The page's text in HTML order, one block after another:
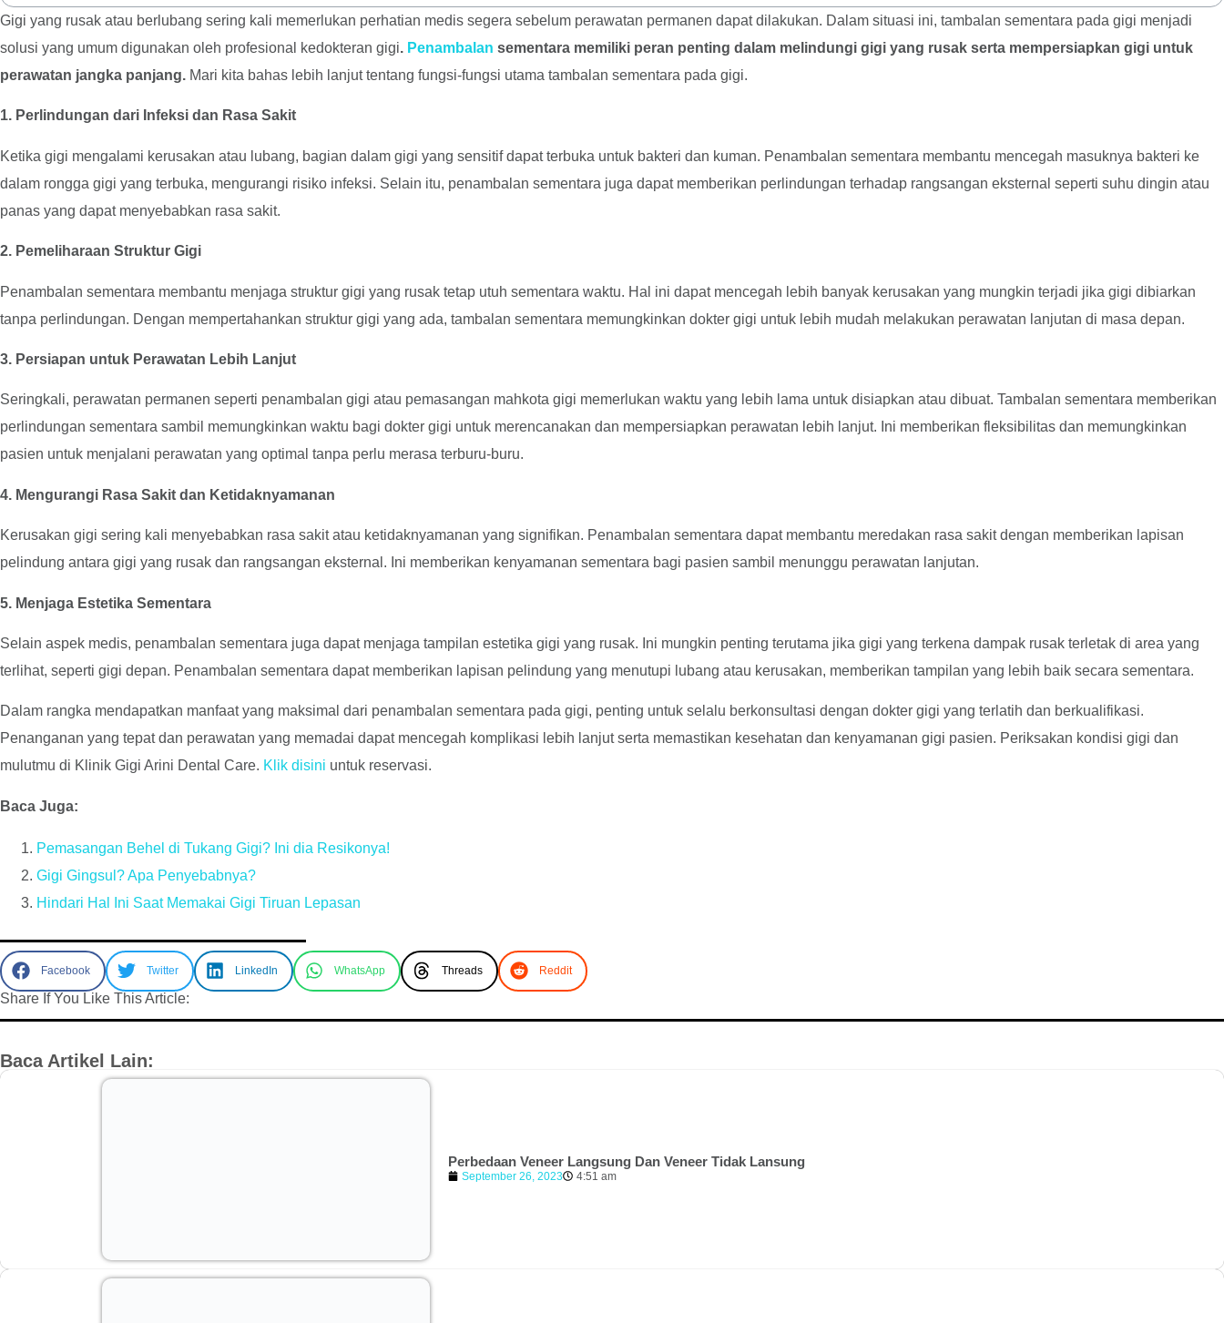
Gigi yang rusak atau berlubang sering kali memerlukan perhatian medis segera sebelum perawatan permanen dapat dilakukan. Dalam situasi ini, tambalan sementara pada gigi menjadi
solusi yang umum digunakan oleh profesional kedokteran gigi. Penambalan sementara memiliki peran penting dalam melindungi gigi yang rusak serta mempersiapkan gigi untuk
perawatan jangka panjang. Mari kita bahas lebih lanjut tentang fungsi-fungsi utama tambalan sementara pada gigi.
1. Perlindungan dari Infeksi dan Rasa Sakit
Ketika gigi mengalami kerusakan atau lubang, bagian dalam gigi yang sensitif dapat terbuka untuk bakteri dan kuman. Penambalan sementara membantu mencegah masuknya bakteri ke
dalam rongga gigi yang terbuka, mengurangi risiko infeksi. Selain itu, penambalan sementara juga dapat memberikan perlindungan terhadap rangsangan eksternal seperti suhu dingin atau
panas yang dapat menyebabkan rasa sakit.
2. Pemeliharaan Struktur Gigi
Penambalan sementara membantu menjaga struktur gigi yang rusak tetap utuh sementara waktu. Hal ini dapat mencegah lebih banyak kerusakan yang mungkin terjadi jika gigi dibiarkan
tanpa perlindungan. Dengan mempertahankan struktur gigi yang ada, tambalan sementara memungkinkan dokter gigi untuk lebih mudah melakukan perawatan lanjutan di masa depan.
3. Persiapan untuk Perawatan Lebih Lanjut
Seringkali, perawatan permanen seperti penambalan gigi atau pemasangan mahkota gigi memerlukan waktu yang lebih lama untuk disiapkan atau dibuat. Tambalan sementara memberikan
perlindungan sementara sambil memungkinkan waktu bagi dokter gigi untuk merencanakan dan mempersiapkan perawatan lebih lanjut. Ini memberikan fleksibilitas dan memungkinkan
pasien untuk menjalani perawatan yang optimal tanpa perlu merasa terburu-buru.
4. Mengurangi Rasa Sakit dan Ketidaknyamanan
Kerusakan gigi sering kali menyebabkan rasa sakit atau ketidaknyamanan yang signifikan. Penambalan sementara dapat membantu meredakan rasa sakit dengan memberikan lapisan
pelindung antara gigi yang rusak dan rangsangan eksternal. Ini memberikan kenyamanan sementara bagi pasien sambil menunggu perawatan lanjutan.
5. Menjaga Estetika Sementara
Selain aspek medis, penambalan sementara juga dapat menjaga tampilan estetika gigi yang rusak. Ini mungkin penting terutama jika gigi yang terkena dampak rusak terletak di area yang
terlihat, seperti gigi depan. Penambalan sementara dapat memberikan lapisan pelindung yang menutupi lubang atau kerusakan, memberikan tampilan yang lebih baik secara sementara.
Dalam rangka mendapatkan manfaat yang maksimal dari penambalan sementara pada gigi, penting untuk selalu berkonsultasi dengan dokter gigi yang terlatih dan berkualifikasi.
Penanganan yang tepat dan perawatan yang memadai dapat mencegah komplikasi lebih lanjut serta memastikan kesehatan dan kenyamanan gigi pasien. Periksakan kondisi gigi dan
mulutmu di Klinik Gigi Arini Dental Care. Klik disini untuk reservasi.
Baca Juga:
Pemasangan Behel di Tukang Gigi? Ini dia Resikonya!
Gigi Gingsul? Apa Penyebabnya?
Hindari Hal Ini Saat Memakai Gigi Tiruan Lepasan
Facebook Twitter LinkedIn WhatsApp Threads Reddit
Share If You Like This Article:
Baca Artikel Lain:
Perbedaan Veneer Langsung Dan Veneer Tidak Lansung
September 26, 2023 4:51 am